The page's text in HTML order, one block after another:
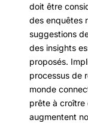
doit être
des enquêtes
suggestions
des insights
proposés.
processus de
monde
prête à croître
augmentent